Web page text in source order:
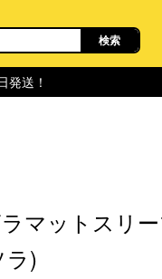
発送！
マットスリ
ラ)